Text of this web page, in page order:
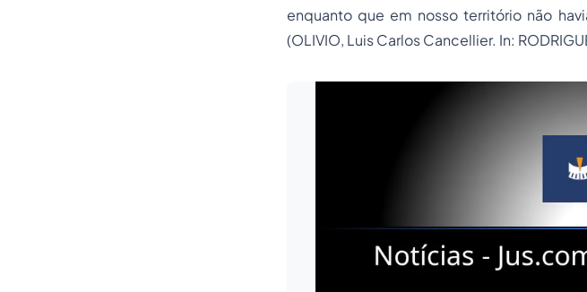
enquanto que em nosso território não
(OLIVIO, Luis Carlos Cancellier. In: